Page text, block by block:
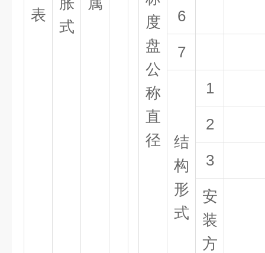
表
式
度
盘
公
称
直
径
6
7
结
构
形
式
1
2
3
安
装
方